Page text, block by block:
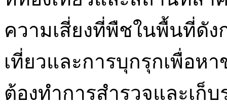
ความเสี่ยงที่พืชในพื้นที่ดั
เที่ยวและการบุกรุกเพื่อห
ต้องทำการสำรวจและเก็